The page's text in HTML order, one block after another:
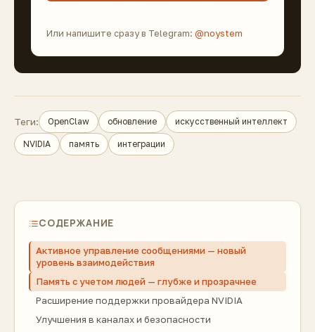
Или напишите сразу в Telegram: @noystem
Теги: OpenClaw обновление искусственный интеллект
NVIDIA память интеграции
СОДЕРЖАНИЕ
Активное управление сообщениями — новый
уровень взаимодействия
Память с учетом людей — глубже и прозрачнее
Расширение поддержки провайдера NVIDIA
Улучшения в каналах и безопасности